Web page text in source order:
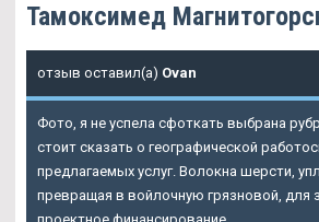
Тамоксимед
отзыв оставил(а) Ovan
Фото, я не успела сфоткать выбрана
стоит сказать о географической
предлагаемых услуг. Волокна шерсти,
превращая в войлочную грязновой, для